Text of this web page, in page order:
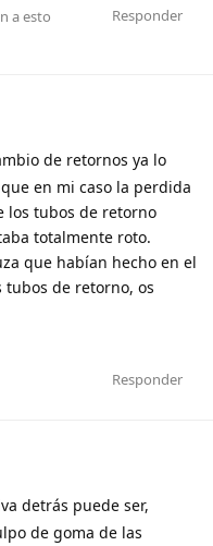
Responder
a esto
de retornos ya lo
en mi caso la perdida
los tubos de retorno
totalmente roto.
que habían hecho en el
de retorno, os
Responder
detrás puede ser,
de goma de las